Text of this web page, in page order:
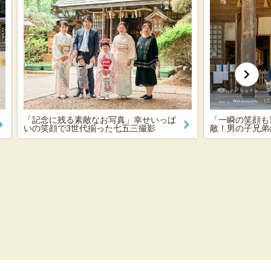
「記念に残る素敵なお写真」幸せいっぱ
いの笑顔で3世代揃った七五三撮影
「一瞬の笑顔
敵！男の子兄